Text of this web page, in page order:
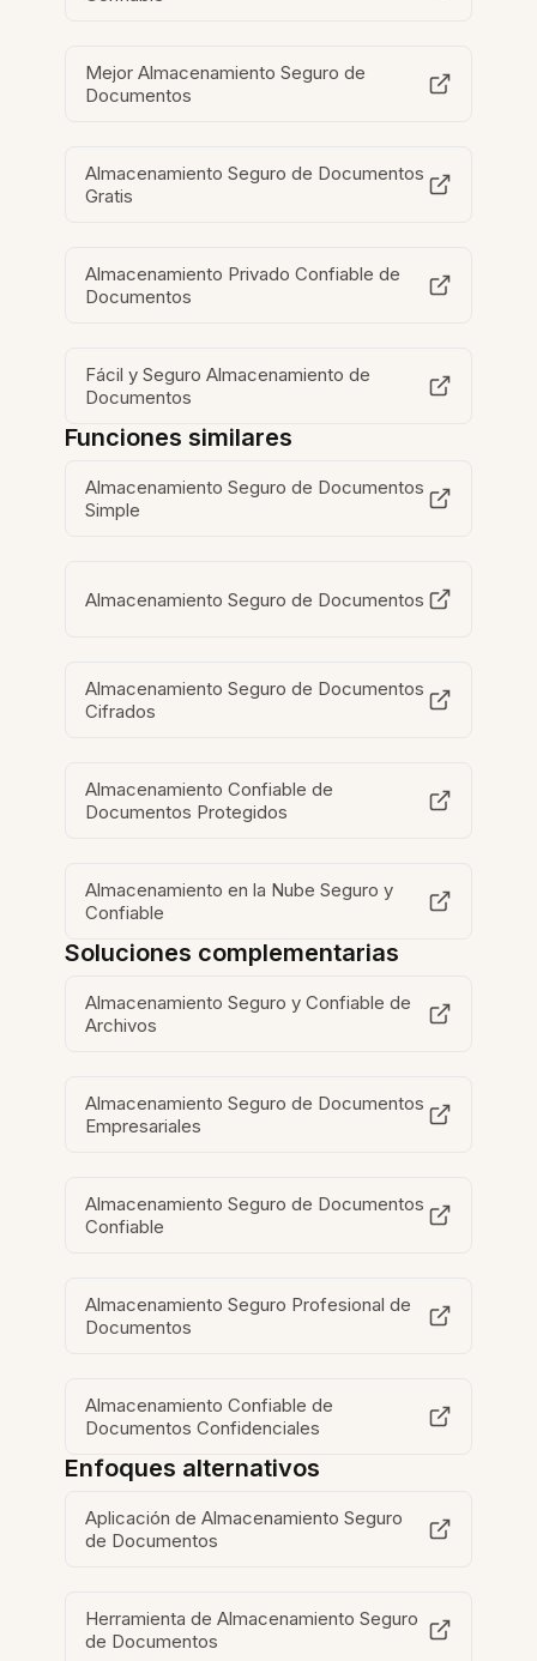
Mejor Almacenamiento Seguro de
Documentos
Almacenamiento Seguro de Documentos
Gratis
Almacenamiento Privado Confiable de
Documentos
Fácil y Seguro Almacenamiento de
Documentos
Funciones similares
Almacenamiento Seguro de Documentos
Simple
Almacenamiento Seguro de Documentos
Almacenamiento Seguro de Documentos
Cifrados
Almacenamiento Confiable de
Documentos Protegidos
Almacenamiento en la Nube Seguro y
Confiable
Soluciones complementarias
Almacenamiento Seguro y Confiable de
Archivos
Almacenamiento Seguro de Documentos
Empresariales
Almacenamiento Seguro de Documentos
Confiable
Almacenamiento Seguro Profesional de
Documentos
Almacenamiento Confiable de
Documentos Confidenciales
Enfoques alternativos
Aplicación de Almacenamiento Seguro
de Documentos
Herramienta de Almacenamiento Seguro
de Documentos